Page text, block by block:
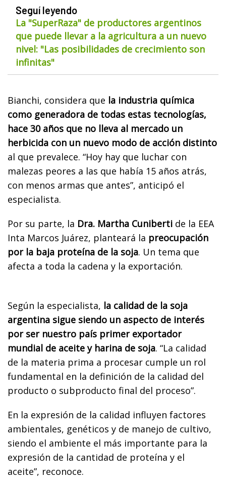
Seguí leyendo
La "SuperRaza" de productores argentinos
que puede llevar a la agricultura a un nuevo
nivel: "Las posibilidades de crecimiento son
infinitas"
Bianchi, considera que la industria química
como generadora de todas estas tecnologías,
hace 30 años que no lleva al mercado un
herbicida con un nuevo modo de acción distinto
al que prevalece. “Hoy hay que luchar con
malezas peores a las que había 15 años atrás,
con menos armas que antes”, anticipó el
especialista.
Por su parte, la Dra. Martha Cuniberti de la EEA
Inta Marcos Juárez, planteará la preocupación
por la baja proteína de la soja. Un tema que
afecta a toda la cadena y la exportación.
Según la especialista, la calidad de la soja
argentina sigue siendo un aspecto de interés
por ser nuestro país primer exportador
mundial de aceite y harina de soja. “La calidad
de la materia prima a procesar cumple un rol
fundamental en la definición de la calidad del
producto o subproducto final del proceso”.
En la expresión de la calidad influyen factores
ambientales, genéticos y de manejo de cultivo,
siendo el ambiente el más importante para la
expresión de la cantidad de proteína y el
aceite”, reconoce.